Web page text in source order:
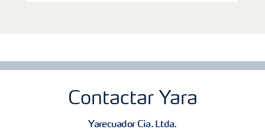
Contactar Yara
Yarecuador Cia. Ltda.